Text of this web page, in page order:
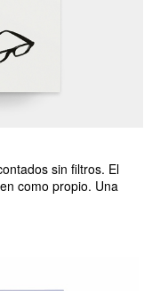
sin filtros. El
como propio. Una